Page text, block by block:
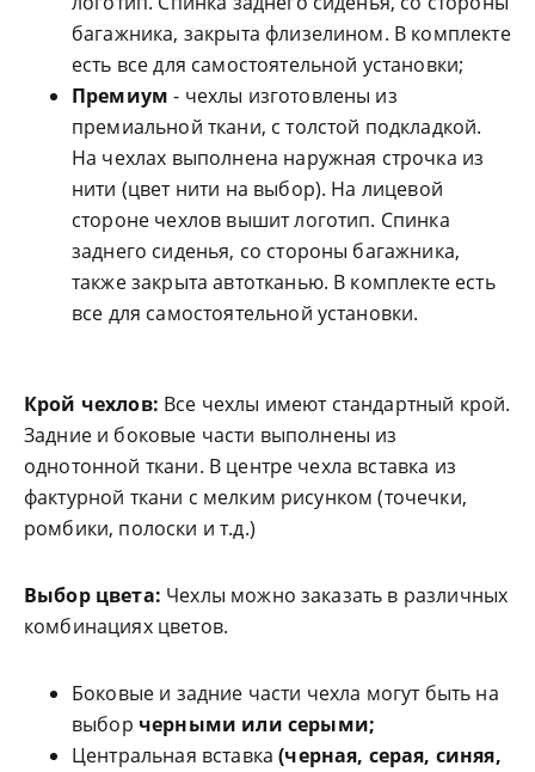
багажника, закрыта флизелином. В комплекте
есть все для самостоятельной установки;
Премиум - чехлы изготовлены из
премиальной ткани, с толстой подкладкой.
На чехлах выполнена наружная строчка из
нити (цвет нити на выбор). На лицевой
стороне чехлов вышит логотип. Спинка
заднего сиденья, со стороны багажника,
также закрыта автотканью. В комплекте есть
все для самостоятельной установки.
Крой чехлов: Все чехлы имеют стандартный крой.
Задние и боковые части выполнены из
однотонной ткани. В центре чехла вставка из
фактурной ткани с мелким рисунком (точечки,
ромбики, полоски и т.д.)
Выбор цвета: Чехлы можно заказать в различных
комбинациях цветов.
Боковые и задние части чехла могут быть на
выбор черными или серыми;
Центральная вставка(черная, серая, синяя,